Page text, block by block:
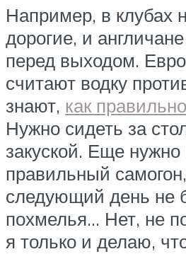
Например, в клубах
дорогие, и
перед выходом.
считают водку
знают, как
Нужно сидеть за
закуской. Еще нужно
правильный
следующий день не
похмелья… Нет, не
я только и делаю,